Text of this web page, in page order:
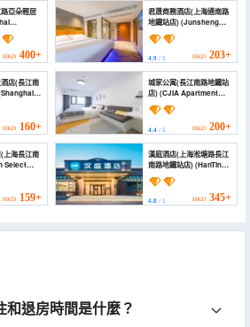
亞朵輕居
HKD 400+
君晟商務酒店(上海通南路
地鐵站店) (Junsheng
Business Hotel
(Shanghai Tongnan
Road Subway Station
Branch))
4.9/ 5 HKD 203+
店(長江南
Road
HKD 160+
城家公寓(長江南路地鐵站
店) (CJIA Apartment
(Changjiang South
Road Subway Station))
4.4/ 5 HKD 200+
上海長江南
South
HKD 159+
漢庭酒店(上海淞塘路長江
南路地鐵站店) (HanTing
Hotel (Shanghai
Songtang Road South
Changjiang Road
Subway Station))
4.8/ 5 HKD 345+
退房時間是什麼？